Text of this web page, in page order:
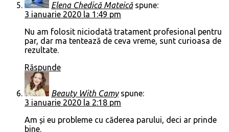
Elena Chedică Mateică spune:
3 ianuarie 2020 la 1:49 pm
Nu am folosit niciodată tratament profesional pentru
par, dar ma tentează de ceva vreme, sunt curioasa de
rezultate.
Răspunde
Beauty With Camy spune:
3 ianuarie 2020 la 2:18 pm
Am și eu probleme cu căderea parului, deci ar prinde
bine.